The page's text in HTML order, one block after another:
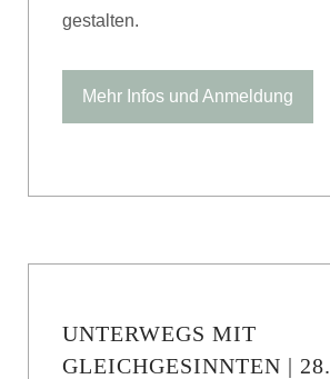
gestalten.
Mehr Infos und Anmeldung
UNTERWEGS MIT
GLEICHGESINNTEN | 28.